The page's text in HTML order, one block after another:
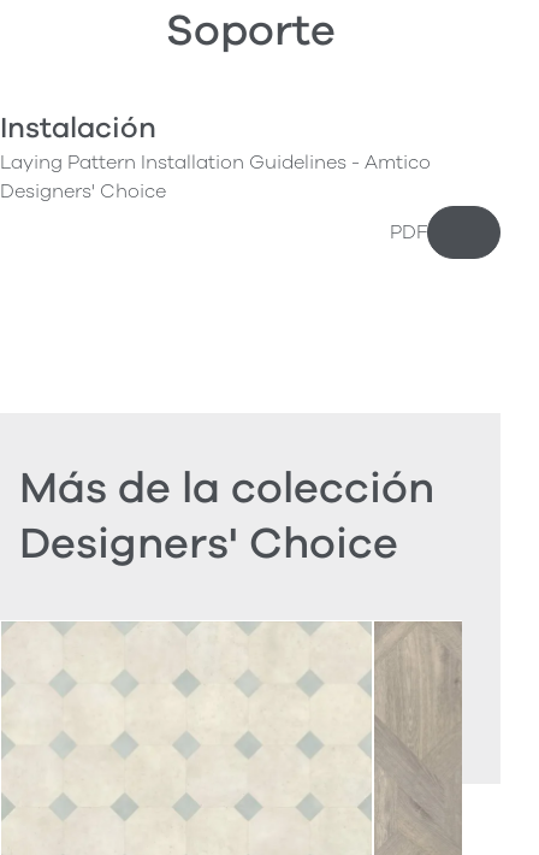
Soporte
Instalación
Laying Pattern Installation Guidelines - Amtico
Designers' Choice
PDF
Más de la colección
Designers' Choice